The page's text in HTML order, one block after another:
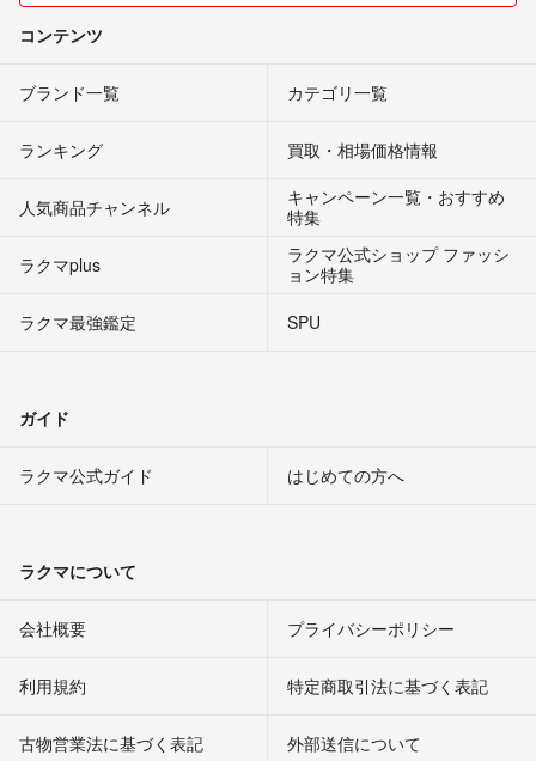
コンテンツ
ブランド一覧 カテゴリ一覧
ランキング 買取・相場価格情報
人気商品チャンネル
キャンペーン一覧・おすすめ
特集
ラクマplus
ラクマ公式ショップ ファッシ
ョン特集
ラクマ最強鑑定
SPU
ガイド
ラクマ公式ガイド はじめての方へ
ラクマについて
会社概要 プライバシーポリシー
利用規約 特定商取引法に基づく表記
古物営業法に基づく表記 外部送信について